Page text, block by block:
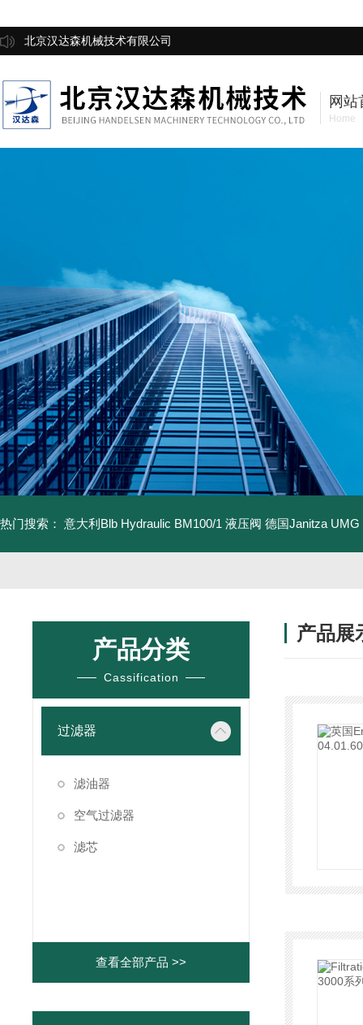
北京汉达森机械技术有限公司
网站
Home
热门搜索： 意大利Blb Hydraulic BM100/1 液压阀 德国Janitza UMG
产品分类
Cassification
过滤器
滤油器
空气过滤器
滤芯
查看全部产品 >>
产品展